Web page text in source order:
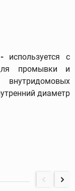
используется с
промывки и
внутридомовых
диаметр